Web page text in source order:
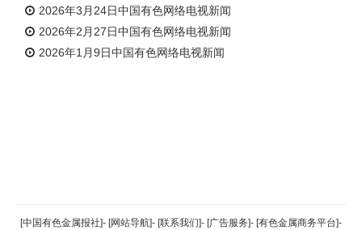
2026年3月24日中国有色网络电视新闻
2026年2月27日中国有色网络电视新闻
2026年1月9日中国有色网络电视新闻
返回顶部
[中国有色金属报社]- [网站导航]- [联系我们]- [广告服务]- [有色金属商务平台]-